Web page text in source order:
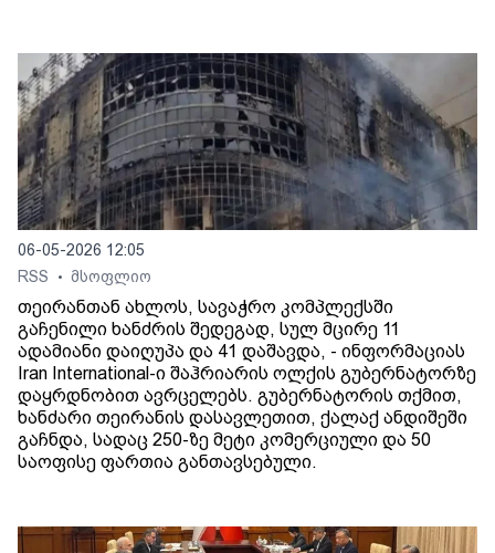
06-05-2026 12:05
RSS
• მსოფლიო
თეირანთან ახლოს, სავაჭრო კომპლექსში
გაჩენილი ხანძრის შედეგად, სულ მცირე 11
ადამიანი დაიღუპა და 41 დაშავდა, - ინფორმაციას
Iran International-ი შაჰრიარის ოლქის გუბერნატორზე
დაყრდნობით ავრცელებს. გუბერნატორის თქმით,
ხანძარი თეირანის დასავლეთით, ქალაქ ანდიშეში
გაჩნდა, სადაც 250-ზე მეტი კომერციული და 50
საოფისე ფართია განთავსებული.